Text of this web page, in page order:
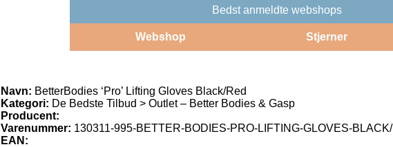
Bedst anmeldte webshops
Webshop Stjerner
Navn: BetterBodies ‘Pro’ Lifting Gloves Black/Red
Kategori: De Bedste Tilbud > Outlet – Better Bodies & Gasp
Producent:
Varenummer: 130311-995-BETTER-BODIES-PRO-LIFTING-GLOVES-BLACK/
EAN: